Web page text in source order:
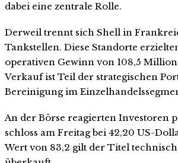
dabei eine zentrale Rolle.
Derweil trennt sich Shell in
Tankstellen. Diese Standorte
operativen Gewinn von 108,5
Verkauf ist Teil der strategischen
Bereinigung im
An der Börse reagierten Investoren
schloss am Freitag bei 42,20 US-
Wert von 83,2 gilt der Titel